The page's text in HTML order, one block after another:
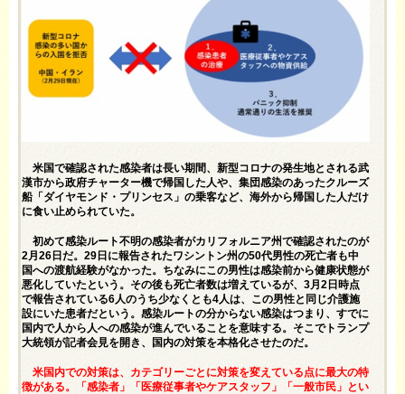
米国で確認された感染者は長い期間、新型コロナの発生地とされる武
漢市から政府チャーター機で帰国した人や、集団感染のあったクルーズ
船「ダイヤモンド・プリンセス」の乗客など、海外から帰国した人だけ
に食い止められていた。
初めて感染ルート不明の感染者がカリフォルニア州で確認されたのが
2月26日だ。29日に報告されたワシントン州の50代男性の死亡者も中
国への渡航経験がなかった。ちなみにこの男性は感染前から健康状態が
悪化していたという。その後も死亡者数は増えているが、3月2日時点
で報告されている6人のうち少なくとも4人は、この男性と同じ介護施
設にいた患者だという。感染ルートの分からない感染はつまり、すでに
国内で人から人への感染が進んでいることを意味する。そこでトランプ
大統領が記者会見を開き、国内の対策を本格化させたのだ。
米国内での対策は、カテゴリーごとに対策を変えている点に最大の特
徴がある。「感染者」「医療従事者やケアスタッフ」「一般市民」とい